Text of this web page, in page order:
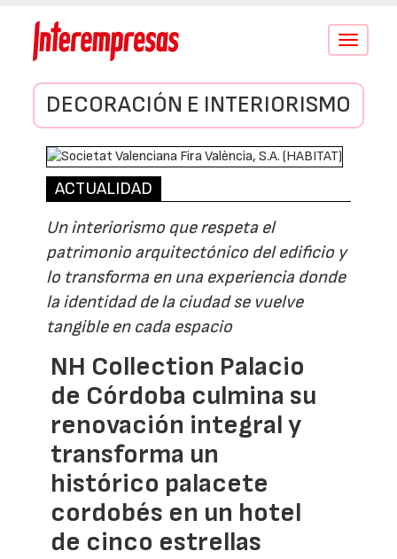
Conmutar
DECORACIÓN E INTERIORISMO
ACTUALIDAD
Un interiorismo que respeta el
patrimonio arquitectónico del edificio y
lo transforma en una experiencia donde
la identidad de la ciudad se vuelve
tangible en cada espacio
NH Collection Palacio
de Córdoba culmina su
renovación integral y
transforma un
histórico palacete
cordobés en un hotel
de cinco estrellas